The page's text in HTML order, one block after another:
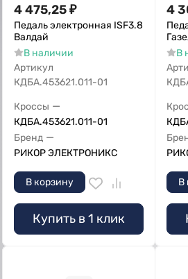
4 475,25₽
Педаль электронная ISF3.8
Валдай
В наличии
Артикул
КДБА.453621.011-01
Кроссы —
КДБА.453621.011-01
Бренд —
РИКОР ЭЛЕКТРОНИКС
В корзину
Купить в 1 клик
4
В
В